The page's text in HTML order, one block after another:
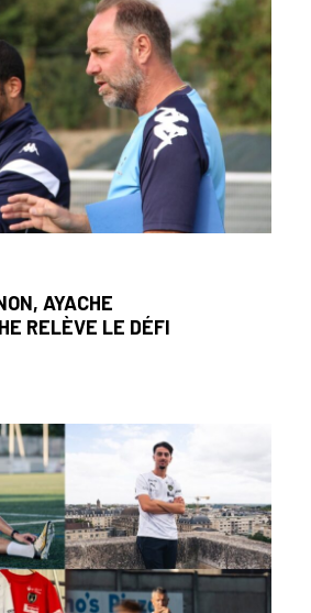
AYACHE
RELÈVE LE DÉFI